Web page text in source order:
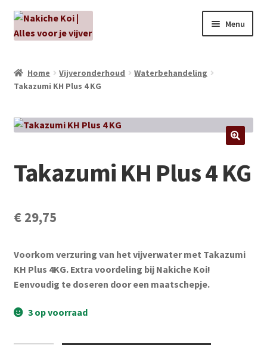
Ga
door
Ga
naar
Menu
Kabouters
Algenbehandeling
Aansluitmateriaal
Pakketten
Vijverdecoratie en tuindecoratie
Vijveronderhoud
Tuinonderhoud
Home Vijveronderhoud
Waterbehandeling
Takazumi KH Plus 4 KG
Takazumi KH Plus 4 KG
€29,75
Voorkom verzuring van het vijverwater met Takazumi
KH Plus 4KG. Extra voordeling bij Nakiche Koi!
Eenvoudig te doseren door een maatschepje.
3 op voorraad